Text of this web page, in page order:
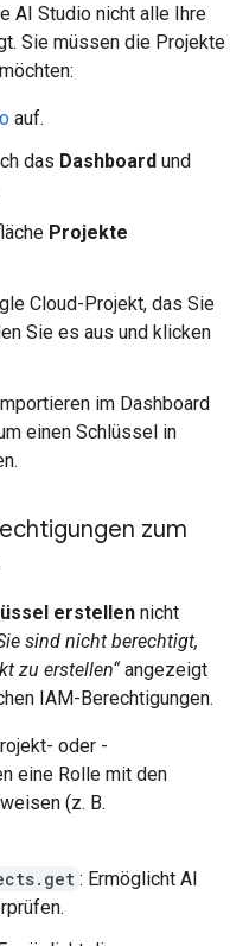
AI Studio nicht alle Ihre
Sie müssen die Projekte
auf.
das Dashboard und
Projekte
Cloud-Projekt, das Sie
Sie es aus und klicken
im Dashboard
einen Schlüssel in
zum
erstellen nicht
sind nicht berechtigt,
zu erstellen“angezeigt
IAM-Berechtigungen.
oder -
eine Rolle mit den
(z. B.
: Ermöglicht AI